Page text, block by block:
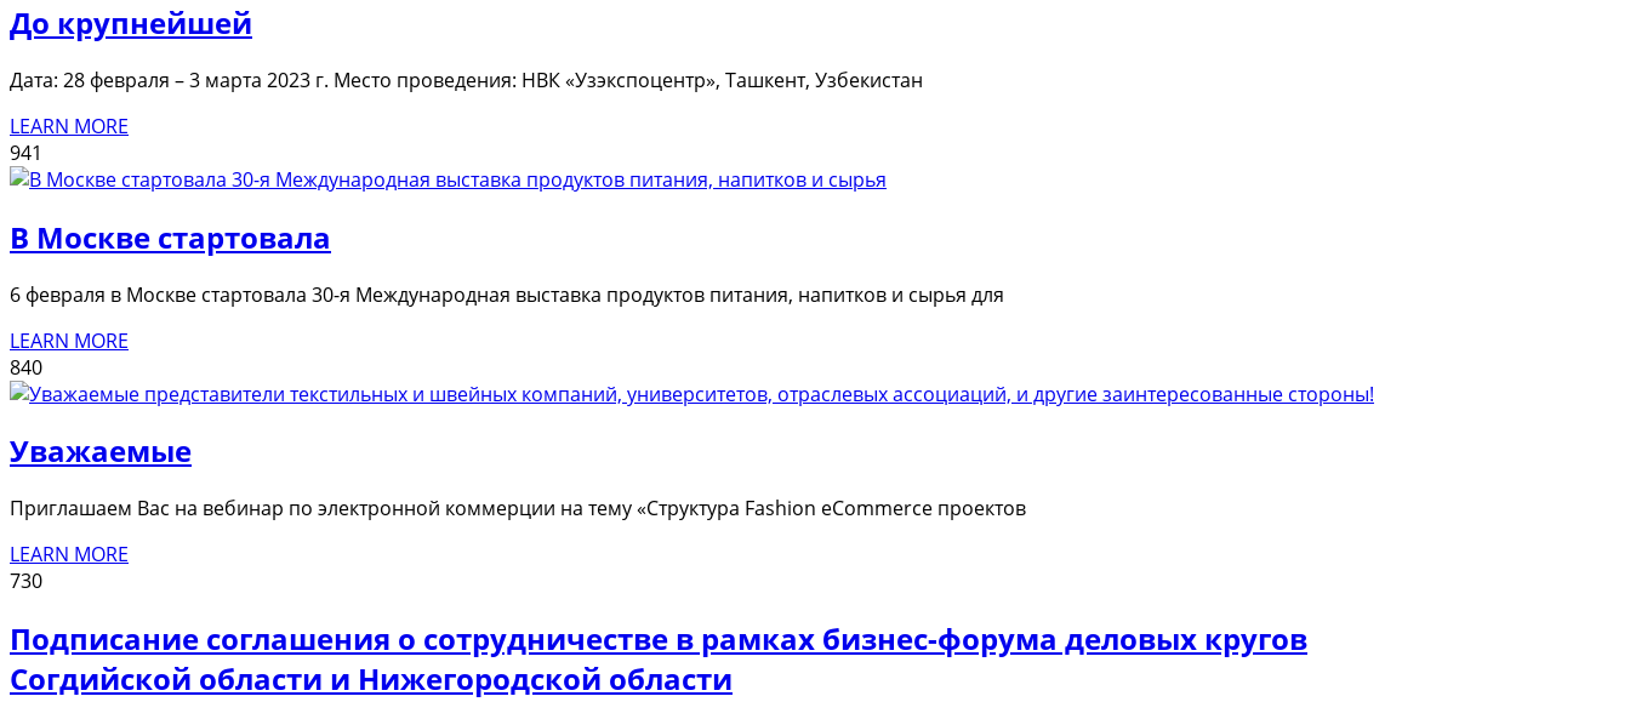
До крупнейшей
Дата: 28 февраля – 3 марта 2023 г. Место проведения: НВК «Узэкспоцентр», Ташкент, Узбекистан
LEARN MORE
941
В Москве стартовала
6 февраля в Москве стартовала 30-я Международная выставка продуктов питания, напитков и сырья для
LEARN MORE
840
Уважаемые
Приглашаем Вас на вебинар по электронной коммерции на тему «Структура Fashion eCommerce проектов
LEARN MORE
730
Подписание соглашения о сотрудничестве в рамках бизнес-форума деловых кругов
Согдийской области и Нижегородской области